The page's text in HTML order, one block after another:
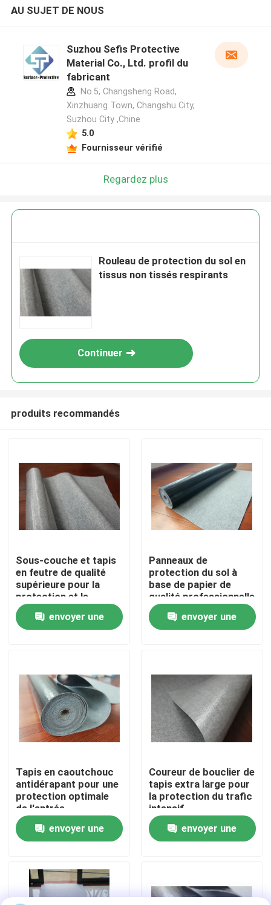
À la maison
Produits
À propos de nous
Contrôle de la qualité
Nous contacter
Nouvelles
Les affaires
Protection de plancher
AU SUJET DE NOUS
Suzhou Sefis Protective
Material Co., Ltd. profil du
fabricant
No.5, Changsheng Road,
Xinzhuang Town, Changshu City,
Suzhou City ,Chine
5.0
Fournisseur vérifié
Regardez plus
Rouleau de protection du sol en
tissus non tissés respirants
Continuer
produits recommandés
Sous-couche et tapis
en feutre de qualité
supérieure pour la
protection et le
confort du sol
envoyer une
Panneaux de
protection du sol à
base de papier de
qualité professionnelle
envoyer une
Tapis en caoutchouc
antidérapant pour une
protection optimale
de l'entrée
envoyer une
Coureur de bouclier de
tapis extra large pour
la protection du trafic
intensif
envoyer une